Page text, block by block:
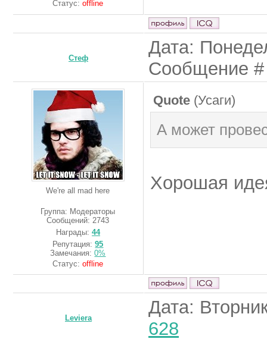
Статус:offline
Стеф
Дата:
Сообщение
We're all mad here
Группа: Модераторы
Сообщений:2743
Награды: 44
Репутация:95
Замечания:0%
Статус:offline
Quote (Усаги)
А может
Хорошая
Leviera
Дата:
628